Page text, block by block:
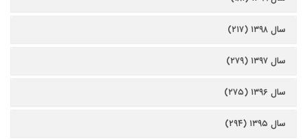
سال ۱۳۹۸ (۲۱۷)
سال ۱۳۹۷ (۲۷۹)
سال ۱۳۹۶ (۲۷۵)
سال ۱۳۹۵ (۲۹۴)